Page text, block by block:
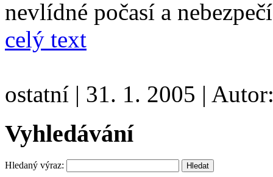
nevlídné počasí a
celý text
ostatní | 31. 1. 2005 |
Vyhledávání
Hledaný výraz: